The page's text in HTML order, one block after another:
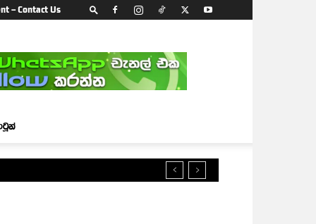
– Contact Us